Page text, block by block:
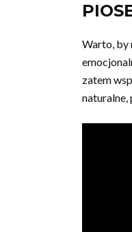
Warto, by
zatem
naturalne,